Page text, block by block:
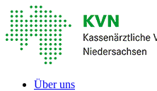
Über uns